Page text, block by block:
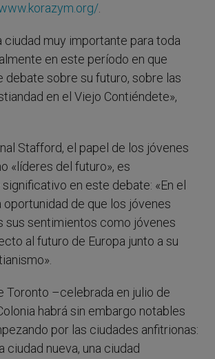
.
ciudad muy importante para toda
en este período en que
debate sobre su futuro, sobre las
en el Viejo Contiéndete»,
Stafford, el papel de los jóvenes
«líderes del futuro», es
en este debate: «En el
oportunidad de que los jóvenes
sus sentimientos como jóvenes
al futuro de Europa junto a su
Toronto –celebrada en julio de
habrá sin embargo notables
por las ciudades anfitrionas:
ciudad nueva, una ciudad